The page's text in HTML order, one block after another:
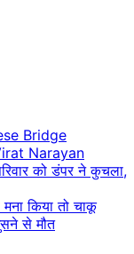
Bridge
Narayan
को डंपर ने कुचला,
किया तो चाकू
से मौत